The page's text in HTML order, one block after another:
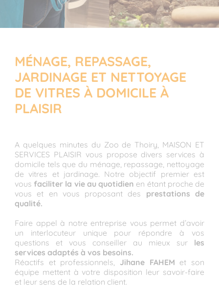
MÉNAGE, REPASSAGE,
JARDINAGE ET NETTOYAGE
DE VITRES À DOMICILE À
PLAISIR
A quelques minutes du Zoo de Thoiry, MAISON ET
SERVICES PLAISIR vous propose divers services à
domicile tels que du ménage, repassage, nettoyage
de vitres et jardinage. Notre objectif premier est
vousfaciliter la vie au quotidien en étant proche de
vous et en vous proposant des prestations de
qualité.
Faire appel à notre entreprise vous permet d’avoir
un interlocuteur unique pour répondre à vos
questions et vous conseiller au mieux sur les
services adaptés à vos besoins.
Réactifs et professionnels, Jihane FAHEM et son
équipe mettent à votre disposition leur savoir-faire
et leur sens de la relation client.